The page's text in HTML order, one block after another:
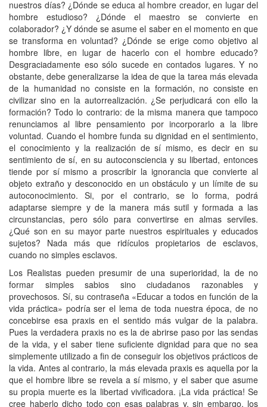
nuestros días? ¿Dónde se educa al hombre creador, en lugar del
hombre estudioso? ¿Dónde el maestro se convierte en
colaborador? ¿Y dónde se asume el saber en el momento en que
se transforma en voluntad? ¿Dónde se erige como objetivo al
hombre libre, en lugar de hacerlo con el hombre educado?
Desgraciadamente eso sólo sucede en contados lugares. Y no
obstante, debe generalizarse la idea de que la tarea más elevada
de la humanidad no consiste en la formación, no consiste en
civilizar sino en la autorrealización. ¿Se perjudicará con ello la
formación? Todo lo contrario: de la misma manera que tampoco
renunciamos al libre pensamiento por incorporarlo a la libre
voluntad. Cuando el hombre funda su dignidad en el sentimiento,
el conocimiento y la realización de sí mismo, es decir en su
sentimiento de sí, en su autoconsciencia y su libertad, entonces
tiende por sí mismo a proscribir la ignorancia que convierte al
objeto extraño y desconocido en un obstáculo y un límite de su
autoconocimiento. Si, por el contrario, se lo forma, podrá
adaptarse siempre y de la manera más sutil y formada a las
circunstancias, pero sólo para convertirse en almas serviles.
¿Qué son en su mayor parte nuestros espirituales y educados
sujetos? Nada más que ridículos propietarios de esclavos,
cuando no simples esclavos.
Los Realistas pueden presumir de una superioridad, la de no
formar simples sabios sino ciudadanos razonables y
provechosos. Sí, su contraseña «Educar a todos en función de la
vida práctica» podría ser el lema de toda nuestra época, de no
concebirse esa praxis en el sentido más vulgar de la palabra.
Pues la verdadera praxis no es la de abrirse paso por las sendas
de la vida, y el saber tiene suficiente dignidad para que no sea
simplemente utilizado a fin de conseguir los objetivos prácticos de
la vida. Antes al contrario, la más elevada praxis es aquella por la
que el hombre libre se revela a sí mismo, y el saber que asume
su propia muerte es la libertad vivificadora. ¡La vida práctica! Se
cree haberlo dicho todo con esas palabras y, sin embargo, los